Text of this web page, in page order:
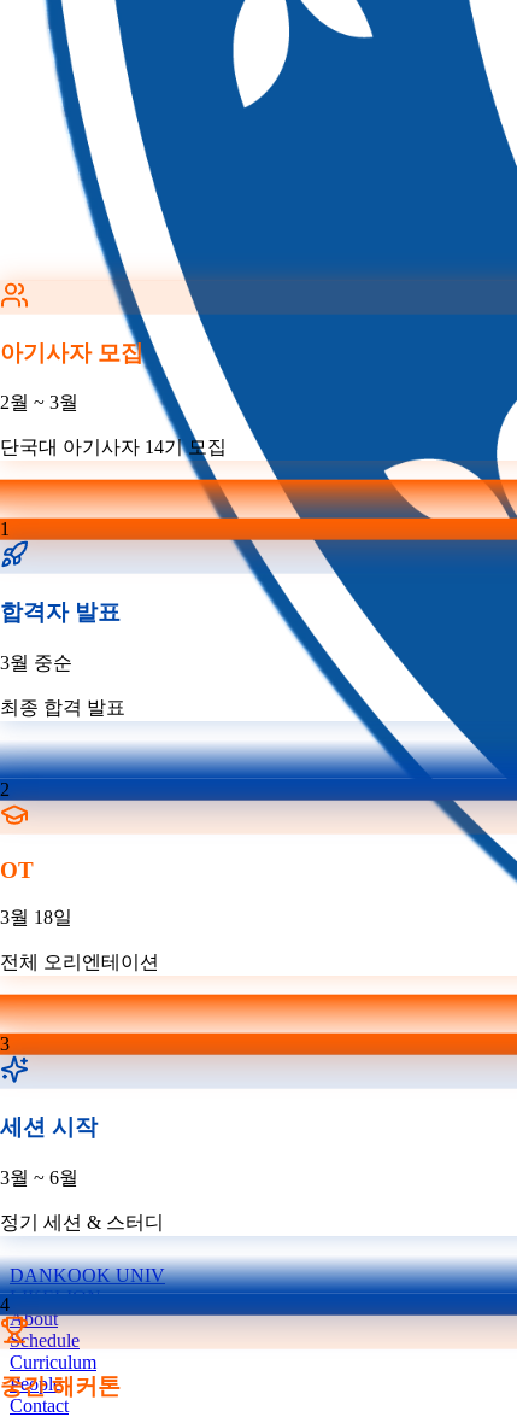
DANKOOK UNIV
LIKELION
About
Schedule
Curriculum
People
Contact
아기사자 모집
2월 ~ 3월
단국대 아기사자 14기 모집
1
합격자 발표
3월 중순
최종 합격 발표
2
OT
3월 18일
전체 오리엔테이션
3
세션 시작
3월 ~ 6월
정기 세션 & 스터디
4
중간 해커톤